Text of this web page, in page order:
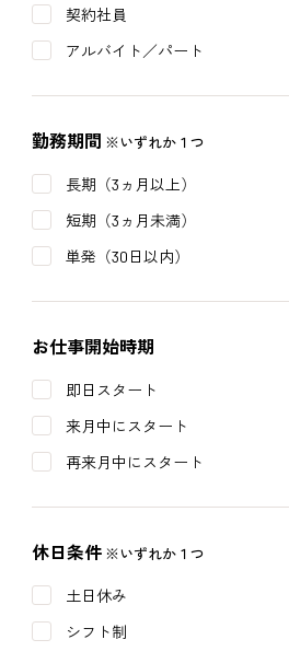
契約社員
アルバイト／パート
勤務期間 ※いずれか１つ
長期（3ヵ月以上）
短期（3ヵ月未満）
単発（30日以内）
お仕事開始時期
即日スタート
来月中にスタート
再来月中にスタート
休日条件 ※いずれか１つ
土日休み
シフト制